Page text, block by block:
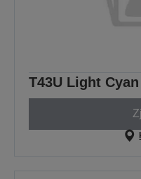
T43U Light